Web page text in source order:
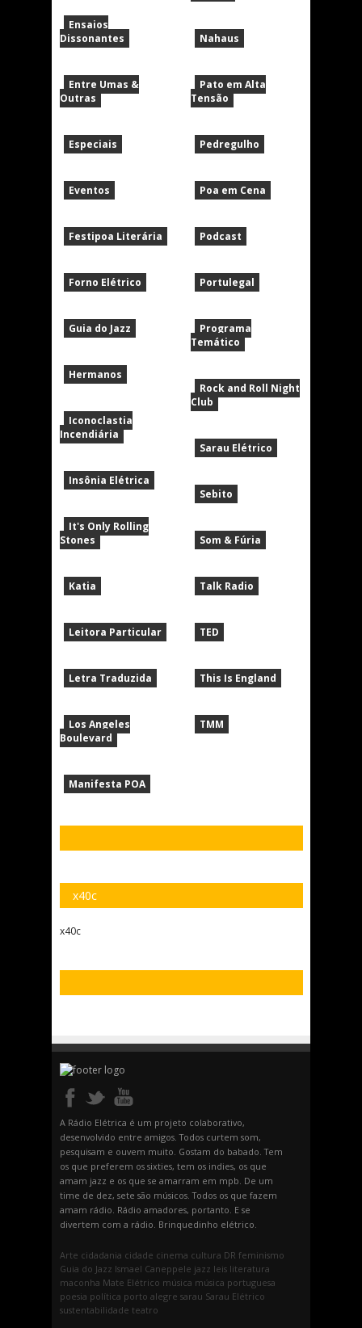
Ensaios
Dissonantes
Entre Umas &
Outras
Especiais
Eventos
Festipoa Literária
Forno Elétrico
Guia do Jazz
Hermanos
Iconoclastia
Incendiária
Insônia Elétrica
It's Only Rolling
Stones
Katia
Leitora Particular
Letra Traduzida
Los Angeles
Boulevard
Manifesta POA
Nahaus
Pato em Alta
Tensão
Pedregulho
Poa em Cena
Podcast
Portulegal
Programa
Temático
Rock and Roll Night
Club
Sarau Elétrico
Sebito
Som & Fúria
Talk Radio
TED
This Is England
TMM
x40c
x40c
A Rádio Elétrica é um projeto colaborativo,
desenvolvido entre amigos. Todos curtem som,
pesquisam e ouvem muito. Gostam do babado. Tem
os que preferem os sixties, tem os indies, os que
amam jazz e os que se amarram em mpb. De um
time de dez, sete são músicos. Todos os que fazem
amam rádio. Rádio amadores, portanto. E se
divertem com a rádio. Brinquedinho elétrico.
Arte cidadania cidade cinema cultura DR feminismo
Guia do Jazz Ismael Caneppele jazz leis literatura
maconha Mate Elétrico música música portuguesa
poesia política porto alegre sarau Sarau Elétrico
sustentabilidade teatro